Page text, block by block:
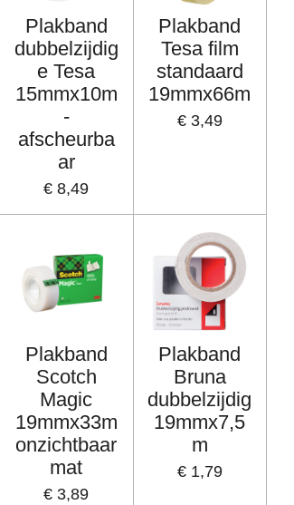
Plakband
dubbelzijdig
e Tesa
15mmx10m
-
afscheurba
ar
€ 8,49
Plakband
Tesa film
standaard
19mmx66m
€ 3,49
Plakband
Scotch
Magic
19mmx33m
onzichtbaar
mat
€ 3,89
Plakband
Bruna
dubbelzijdig
19mmx7,5
m
€ 1,79